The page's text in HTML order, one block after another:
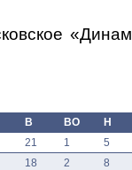
В ВО
Н
21 1
5
18 2
8